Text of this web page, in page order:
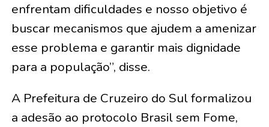
enfrentam dificuldades e nosso objetivo é
buscar mecanismos que ajudem a amenizar
esse problema e garantir mais dignidade
para a população”, disse.
A Prefeitura de Cruzeiro do Sul formalizou
a adesão ao protocolo Brasil sem Fome,